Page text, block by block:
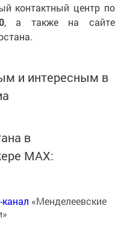
контактный центр по
, а также на сайте
и интересным в
в
MАХ:
канал «Менделеевские